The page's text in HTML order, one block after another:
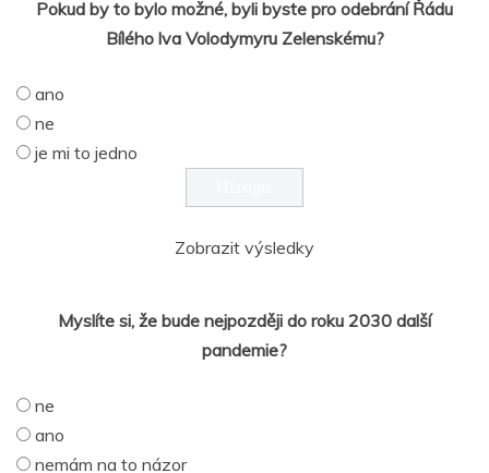
Pokud by to bylo možné, byli byste pro odebrání Řádu
Bílého lva Volodymyru Zelenskému?
ano
ne
je mi to jedno
Zobrazit výsledky
Myslíte si, že bude nejpozději do roku 2030 další
pandemie?
ne
ano
nemám na to názor